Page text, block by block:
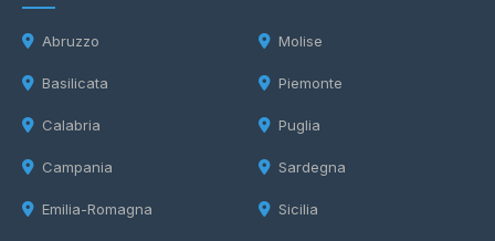
Abruzzo
Basilicata
Calabria
Campania
Emilia-Romagna
Molise
Piemonte
Puglia
Sardegna
Sicilia